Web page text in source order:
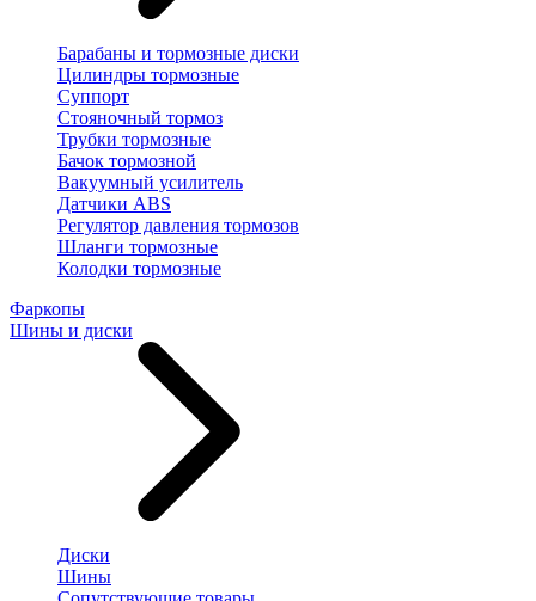
Барабаны и тормозные диски
Цилиндры тормозные
Суппорт
Стояночный тормоз
Трубки тормозные
Бачок тормозной
Вакуумный усилитель
Датчики ABS
Регулятор давления тормозов
Шланги тормозные
Колодки тормозные
Фаркопы
Шины и диски
Диски
Шины